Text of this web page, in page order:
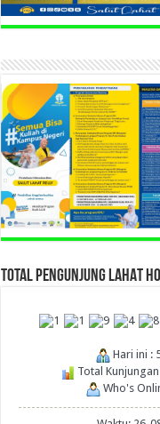
TOTAL PENGUNJUNG LAHAT
Hari ini :
Total
Who's